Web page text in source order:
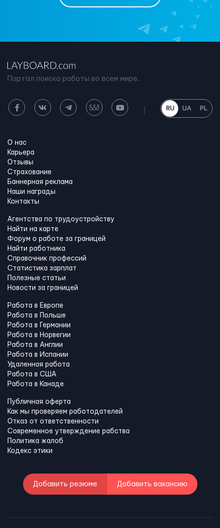
Портал поиска работы во всем мире.
RU UA PL
О нас
Карьера
Отзывы
Страхование
Баннерная реклама
Наши награды
Контакты
Агентства по трудоустройству
Найти на карте
Форум о работе за границей
Найти работника
Справочник профессий
Статистика зарплат
Полезные статьи
Новости за границей
Работа в Европе
Работа в Польше
Работа в Германии
Работа в Норвегии
Работа в Англии
Работа в Испании
Удаленная работа
Работа в США
Работа в Канадe
Публичная оферта
Как мы проверяем работодателей
Отказ от ответственности
Современное утверждение рабства
Политика жалоб
Кодекс этики
Добавить резюме Добавить вакансию